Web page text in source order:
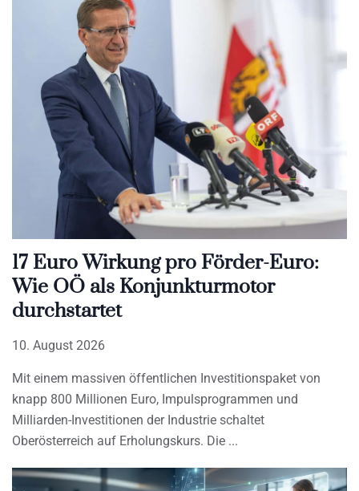
17 Euro Wirkung pro Förder-Euro:
Wie OÖ als Konjunkturmotor
durchstartet
10. August 2026
Mit einem massiven öffentlichen Investitionspaket von
knapp 800 Millionen Euro, Impulsprogrammen und
Milliarden-Investitionen der Industrie schaltet
Oberösterreich auf Erholungskurs. Die